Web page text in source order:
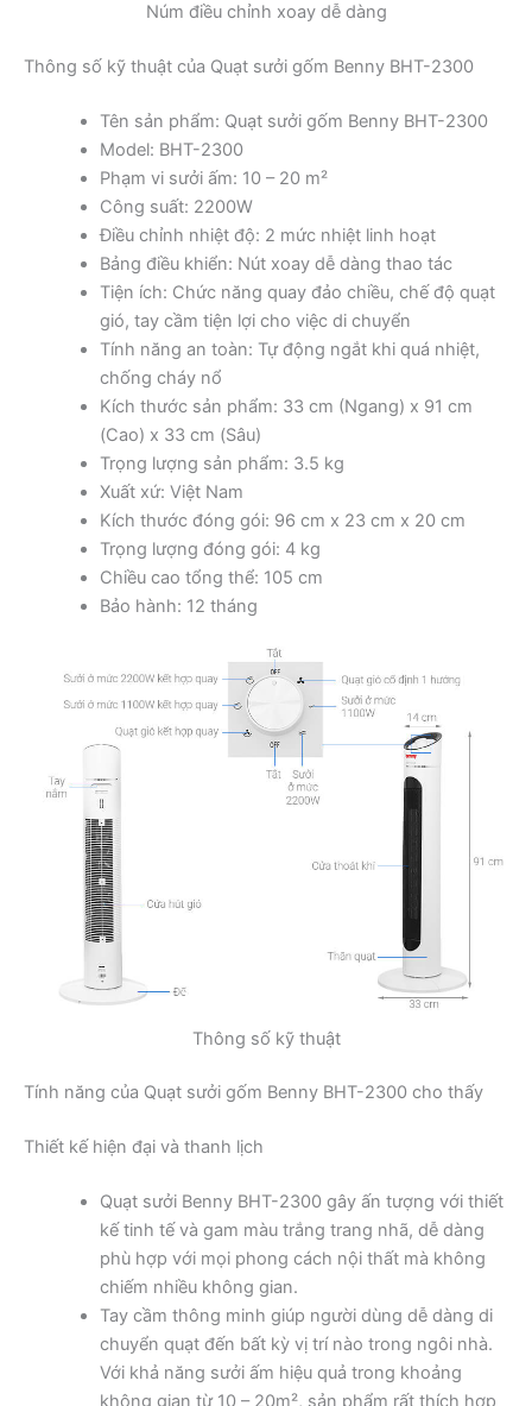
Núm điều chỉnh xoay dễ dàng
Thông số kỹ thuật của Quạt sưởi gốm Benny BHT-2300
Tên sản phẩm: Quạt sưởi gốm Benny BHT-2300
Model: BHT-2300
Phạm vi sưởi ấm: 10 – 20 m²
Công suất: 2200W
Điều chỉnh nhiệt độ: 2 mức nhiệt linh hoạt
Bảng điều khiển: Nút xoay dễ dàng thao tác
Tiện ích: Chức năng quay đảo chiều, chế độ quạt
gió, tay cầm tiện lợi cho việc di chuyển
Tính năng an toàn: Tự động ngắt khi quá nhiệt,
chống cháy nổ
Kích thước sản phẩm: 33 cm (Ngang) x 91 cm
(Cao) x 33 cm (Sâu)
Trọng lượng sản phẩm: 3.5 kg
Xuất xứ: Việt Nam
Kích thước đóng gói: 96 cm x 23 cm x 20 cm
Trọng lượng đóng gói: 4 kg
Chiều cao tổng thể: 105 cm
Bảo hành: 12 tháng
Thông số kỹ thuật
Tính năng của Quạt sưởi gốm Benny BHT-2300 cho thấy
Thiết kế hiện đại và thanh lịch
Quạt sưởi Benny BHT-2300 gây ấn tượng với thiết
kế tinh tế và gam màu trắng trang nhã, dễ dàng
phù hợp với mọi phong cách nội thất mà không
chiếm nhiều không gian.
Tay cầm thông minh giúp người dùng dễ dàng di
chuyển quạt đến bất kỳ vị trí nào trong ngôi nhà.
Với khả năng sưởi ấm hiệu quả trong khoảng
không gian từ 10 – 20m², sản phẩm rất thích hợp